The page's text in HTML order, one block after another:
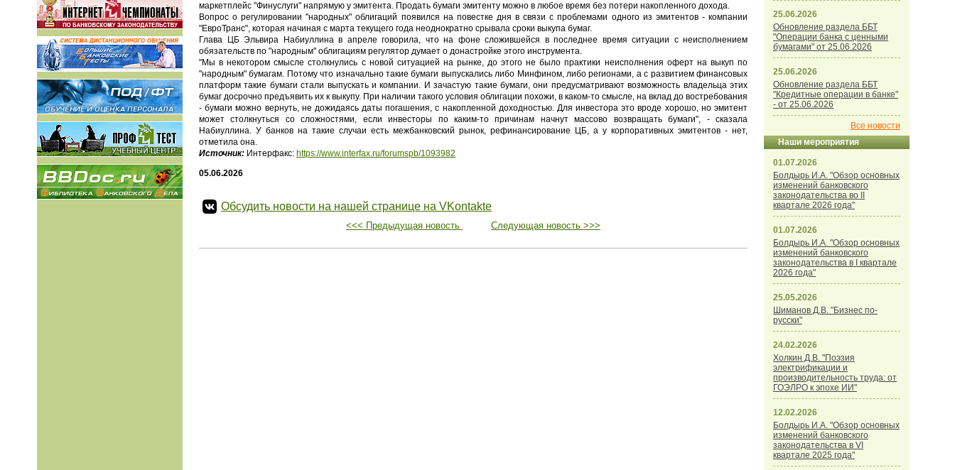
маркетплейс "Финуслуги" напрямую у эмитента. Продать бумаги эмитенту можно в любое время без потери накопленного дохода.
Вопрос о регулировании "народных" облигаций появился на повестке дня в связи с проблемами одного из эмитентов - компании
"ЕвроТранс", которая начиная с марта текущего года неоднократно срывала сроки выкупа бумаг.
Глава ЦБ Эльвира Набиуллина в апреле говорила, что на фоне сложившейся в последнее время ситуации с неисполнением
обязательств по "народным" облигациям регулятор думает о донастройке этого инструмента.
"Мы в некотором смысле столкнулись с новой ситуацией на рынке, до этого не было практики неисполнения оферт на выкуп по
"народным" бумагам. Потому что изначально такие бумаги выпускались либо Минфином, либо регионами, а с развитием финансовых
платформ такие бумаги стали выпускать и компании. И зачастую такие бумаги, они предусматривают возможность владельца этих
бумаг досрочно предъявить их к выкупу. При наличии такого условия облигации похожи, в каком-то смысле, на вклад до востребования
- бумаги можно вернуть, не дожидаясь даты погашения, с накопленной доходностью. Для инвестора это вроде хорошо, но эмитент
может столкнуться со сложностями, если инвесторы по каким-то причинам начнут массово возвращать бумаги", - сказала
Набиуллина. У банков на такие случаи есть межбанковский рынок, рефинансирование ЦБ, а у корпоративных эмитентов - нет,
отметила она.
Источник: Интерфакс: https://www.interfax.ru/forumspb/1093982
05.06.2026
Обсудить новости на нашей странице на VKontakte
<<< Предыдущая новость Следующая новость >>>
25.06.2026
Обновление раздела ББТ
"Операции банка с ценными
бумагами" от 25.06.2026
25.06.2026
Обновление раздела ББТ
"Кредитные операции в банке"
- от 25.06.2026
Все новости
Наши мероприятия
01.07.2026
Болдырь И.А. "Обзор основных
изменений банковского
законодательства во II
квартале 2026 года"
01.07.2026
Болдырь И.А. "Обзор основных
изменений банковского
законодательства в I квартале
2026 года"
25.05.2026
Шиманов Д.В. "Бизнес по-
русски"
24.02.2026
Холкин Д.В. "Поэзия
электрификации и
производительность труда: от
ГОЭЛРО к эпохе ИИ"
12.02.2026
Болдырь И.А. "Обзор основных
изменений банковского
законодательства в VI
квартале 2025 года"